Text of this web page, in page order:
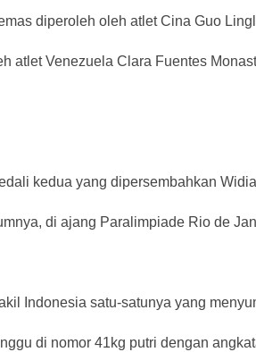
diperoleh oleh atlet Cina Guo
atlet Venezuela Clara Fuentes
kedua yang dipersembahkan
di ajang Paralimpiade Rio de
Indonesia satu-satunya yang
di nomor 41kg putri dengan